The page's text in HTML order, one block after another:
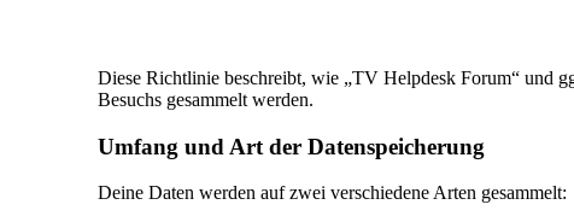
Diese Richtlinie beschreibt, wie „TV Helpdesk Forum“ und
Besuchs gesammelt werden.
Umfang und Art der Datenspeicherung
Deine Daten werden auf zwei verschiedene Arten gesammelt: